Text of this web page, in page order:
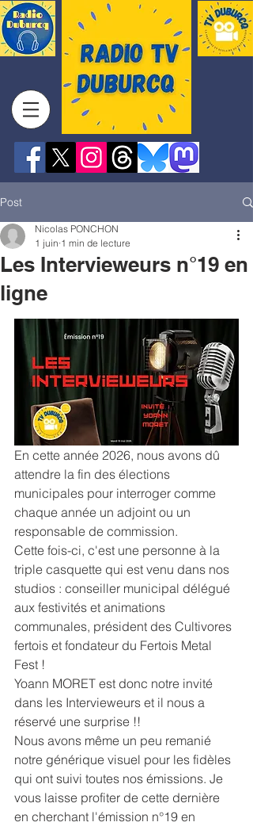
Post
Les Intervieweurs n°19 en
ligne
Nicolas PONCHON
1 juin 1 min de lecture
En cette année 2026, nous avons dû
attendre la fin des élections
municipales pour interroger comme
chaque année un adjoint ou un
responsable de commission.
Cette fois-ci, c'est une personne à la
triple casquette qui est venu dans nos
studios : conseiller municipal délégué
aux festivités et animations
communales, président des Cultivores
fertois et fondateur du Fertois Metal
Fest !
Yoann MORET est donc notre invité
dans les Intervieweurs et il nous a
réservé une surprise !!
Nous avons même un peu remanié
notre générique visuel pour les fidèles
qui ont suivi toutes nos émissions. Je
vous laisse profiter de cette dernière
en cherchant l'émission n°19 en